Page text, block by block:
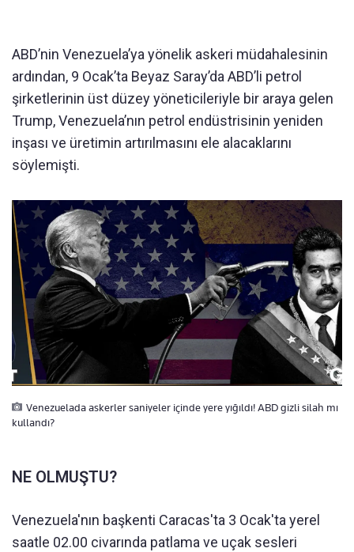
ABD’nin Venezuela’ya yönelik askeri müdahalesinin
ardından, 9 Ocak’ta Beyaz Saray’da ABD’li petrol
şirketlerinin üst düzey yöneticileriyle bir araya gelen
Trump, Venezuela’nın petrol endüstrisinin yeniden
inşası ve üretimin artırılmasını ele alacaklarını
söylemişti.
Venezuelada askerler saniyeler içinde yere yığıldı! ABD gizli silah mı
kullandı?
NE OLMUŞTU?
Venezuela'nın başkenti Caracas'ta 3 Ocak'ta yerel
saatle 02.00 civarında patlama ve uçak sesleri